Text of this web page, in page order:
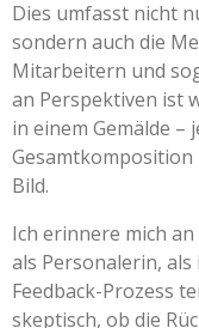
Dies umfasst nicht
sondern auch die
Mitarbeitern und
an Perspektiven ist
in einem Gemälde –
Bild.
Ich erinnere mich
als Personalerin, als
Feedback-Prozess
skeptisch, ob die